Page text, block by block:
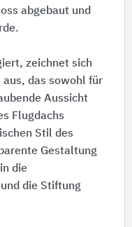
abgebaut und
zeichnet sich
das sowohl für
Aussicht
Flugdachs
Stil des
Gestaltung
die
die Stiftung